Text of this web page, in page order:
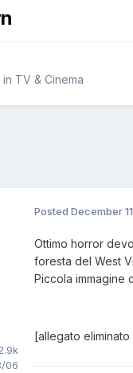
in TV & Cinema
06
Posted December
Ottimo horror
foresta del West
Piccola immagine
[allegato